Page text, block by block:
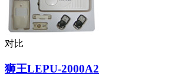
对比
狮王LEPU-2000A2